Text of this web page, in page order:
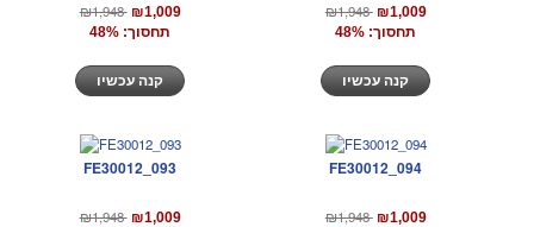
₪1,948 ₪1,009
תחסוך: 48%
₪1,948 ₪1,009
תחסוך: 48%
FE30012_093
₪1,948 ₪1,009
FE30012_094
₪1,948 ₪1,009